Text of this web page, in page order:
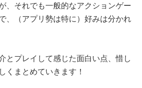
、それでも一般的なアクションゲー
、（アプリ勢は特に）好みは分かれ
とプレイして感じた面白い点、惜し
くまとめていきます！